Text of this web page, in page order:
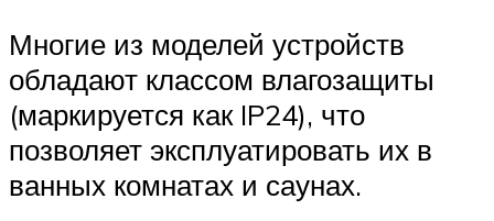
Многие из моделей устройств
обладают классом влагозащиты
(маркируется как IP24), что
позволяет эксплуатировать их в
ванных комнатах и саунах.